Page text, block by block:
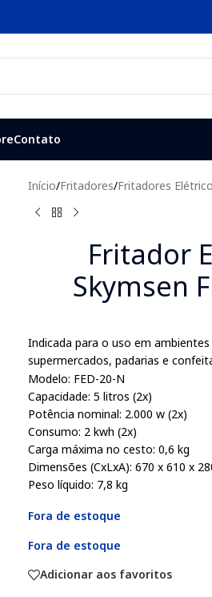
Contato
Início/Fritadores/Fritadores
Fritador
Skymsen
Indicada para o uso em
supermercados, padarias e
Modelo: FED-20-N
Capacidade: 5 litros (2x)
Potência nominal: 2.000 w (2x)
Consumo: 2 kwh (2x)
Carga máxima no cesto: 0,6 kg
Dimensões (CxLxA): 670 x 610 x
Peso líquido: 7,8 kg
Fora de estoque
Fora de estoque
Adicionar aos favoritos